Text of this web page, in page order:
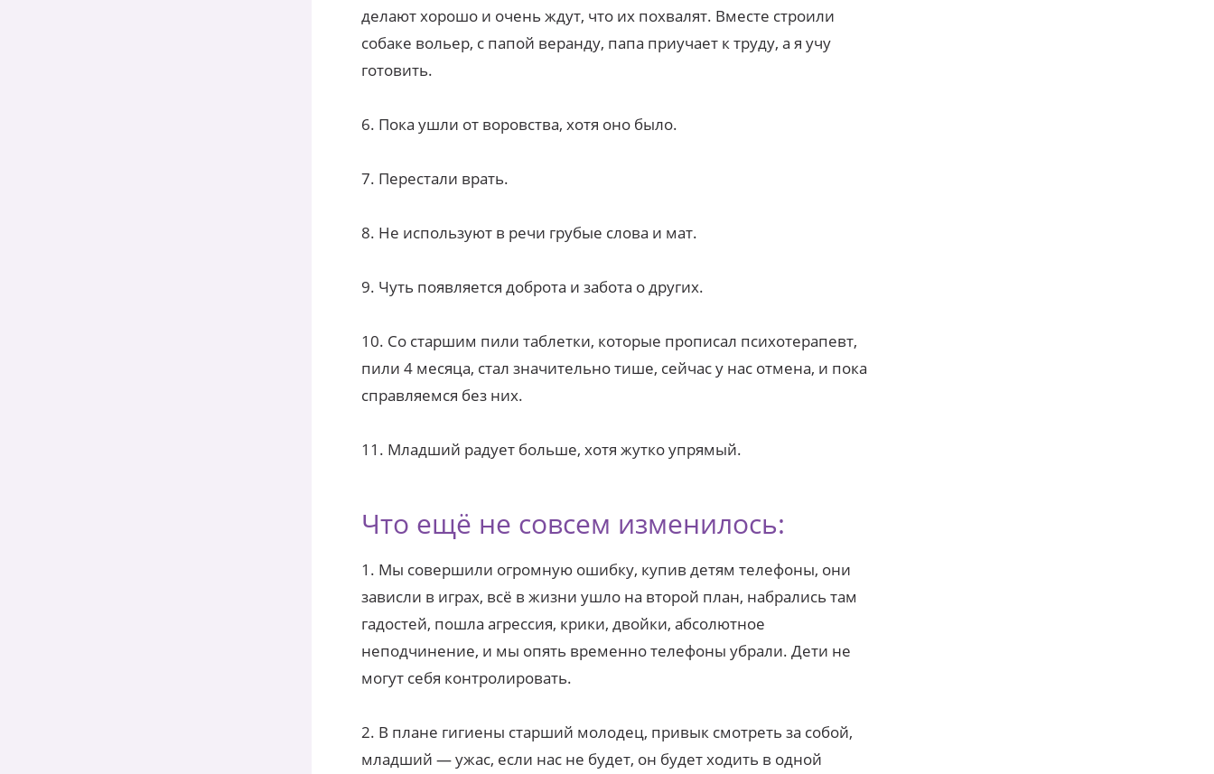
делают хорошо и очень ждут, что их похвалят. Вместе строили
собаке вольер, с папой веранду, папа приучает к труду, а я учу
готовить.
6. Пока ушли от воровства, хотя оно было.
7. Перестали врать.
8. Не используют в речи грубые слова и мат.
9. Чуть появляется доброта и забота о других.
10. Со старшим пили таблетки, которые прописал психотерапевт,
пили 4 месяца, стал значительно тише, сейчас у нас отмена, и пока
справляемся без них.
11. Младший радует больше, хотя жутко упрямый.
Что ещё не совсем изменилось:
1. Мы совершили огромную ошибку, купив детям телефоны, они
зависли в играх, всё в жизни ушло на второй план, набрались там
гадостей, пошла агрессия, крики, двойки, абсолютное
неподчинение, и мы опять временно телефоны убрали. Дети не
могут себя контролировать.
2. В плане гигиены старший молодец, привык смотреть за собой,
младший — ужас, если нас не будет, он будет ходить в одной